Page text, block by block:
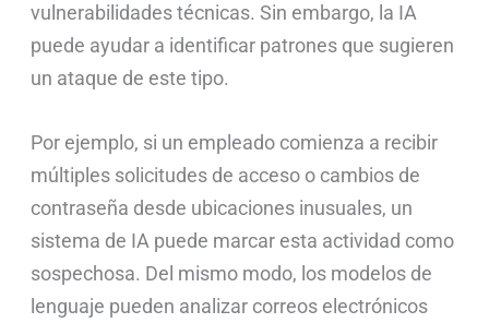
vulnerabilidades técnicas. Sin embargo, la IA
puede ayudar a identificar patrones que sugieren
un ataque de este tipo.
Por ejemplo, si un empleado comienza a recibir
múltiples solicitudes de acceso o cambios de
contraseña desde ubicaciones inusuales, un
sistema de IA puede marcar esta actividad como
sospechosa. Del mismo modo, los modelos de
lenguaje pueden analizar correos electrónicos